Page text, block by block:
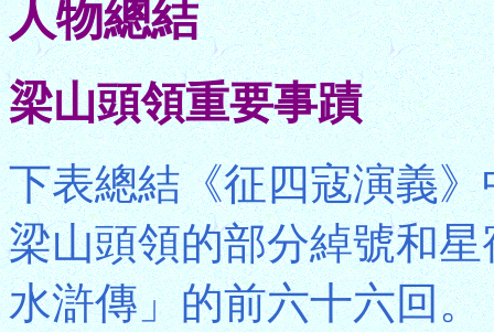
人物總結
梁山頭領重要事蹟
下表總結《征四寇演義
梁山頭領的部分綽號和
水滸傳」的前六十六回。